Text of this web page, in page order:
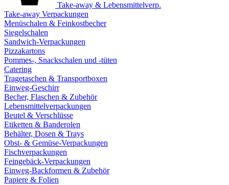
Take-away & Lebensmittelverp.
Take-away Verpackungen
Menüschalen & Feinkostbecher
Siegelschalen
Sandwich-Verpackungen
Pizzakartons
Pommes-, Snackschalen und -tüten
Catering
Tragetaschen & Transportboxen
Einweg-Geschirr
Becher, Flaschen & Zubehör
Lebensmittelverpackungen
Beutel & Verschlüsse
Etiketten & Banderolen
Behälter, Dosen & Trays
Obst- & Gemüse-Verpackungen
Fischverpackungen
Feingebäck-Verpackungen
Einweg-Backformen & Zubehör
Papiere & Folien